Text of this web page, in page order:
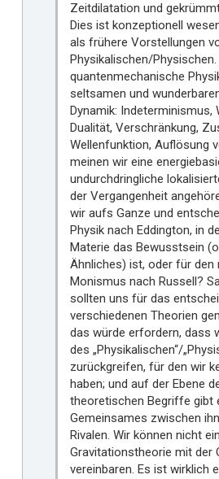
Zeitdilatation und
Dies ist konzeptionell
als frühere Vorstellungen
Physikalischen/
quantenmechanische
seltsamen und
Dynamik: Indeterminismus,
Dualität, Verschränkung,
Wellenfunktion, Auflösung
meinen wir eine
undurchdringliche
der Vergangenheit
wir aufs Ganze und
Physik nach Eddington, in
Materie das Bewusstsein
Ähnliches) ist, oder für den
Monismus nach Russell?
sollten uns für das
verschiedenen Theorien
das würde erfordern, dass
des „Physikalischen“/
zurückgreifen, für den wir
haben; und auf der Ebene
theoretischen Begriffe gibt
Gemeinsames zwischen
Rivalen. Wir können nicht
Gravitationstheorie mit der
vereinbaren. Es ist wirklich